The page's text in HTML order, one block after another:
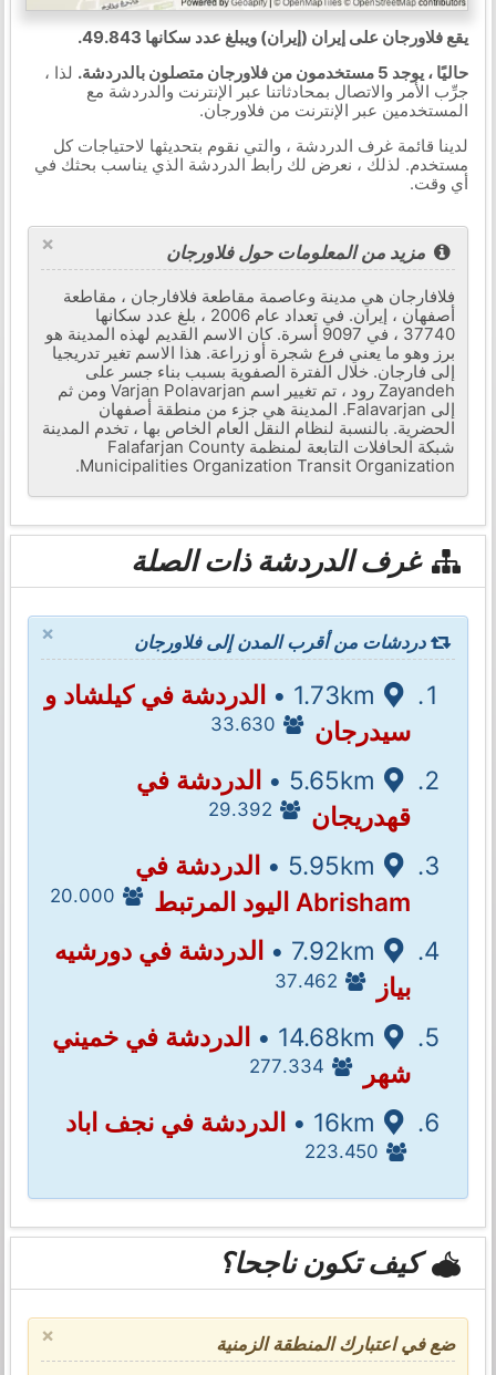
يقع فلاورجان على إيران (إيران) ويبلغ عدد سكانها 49.843.
حاليًا ، يوجد 5 مستخدمون من فلاورجان متصلون بالدردشة.
لذا ،
جرِّب الأمر والاتصال بمحادثاتنا عبر الإنترنت والدردشة مع
المستخدمين عبر الإنترنت من فلاورجان.
لدينا قائمة غرف الدردشة ، والتي نقوم بتحديثها لاحتياجات كل
مستخدم. لذلك ، نعرض لك رابط الدردشة الذي يناسب بحثك في
أي وقت.
× مزيد من المعلومات حول فلاورجان
فلافارجان هي مدينة وعاصمة مقاطعة فلافارجان ، مقاطعة
أصفهان ، إيران. في تعداد عام 2006 ، بلغ عدد سكانها
37740 ، في 9097 أسرة. كان الاسم القديم لهذه المدينة هو
برز وهو ما يعني فرع شجرة أو زراعة. هذا الاسم تغير تدريجيا
إلى فارجان. خلال الفترة الصفوية بسبب بناء جسر على
Zayandeh رود ، تم تغيير اسم Varjan Polavarjan ومن ثم
إلى Falavarjan. المدينة هي جزء من منطقة أصفهان
الحضرية. بالنسبة لنظام النقل العام الخاص بها ، تخدم المدينة
شبكة الحافلات التابعة لمنظمة Falafarjan County
Municipalities Organization Transit Organization.
غرف الدردشة ذات الصلة
× دردشات من أقرب المدن إلى فلاورجان
1.73km •
الدردشة في كيلشاد و
سيدرجان
5.65km •
الدردشة في
قهدريجان
5.95km •
الدردشة في
Abrisham اليود المرتبط
7.92km •
الدردشة في دورشيه
بياز
14.68km •
الدردشة في خميني
شهر
16km • الدردشة في نجف اباد
كيف تكون ناجحا؟
× ضع في اعتبارك المنطقة الزمنية